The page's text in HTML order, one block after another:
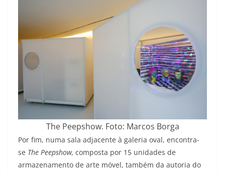
The Peepshow. Foto: Marcos Borga
Por fim, numa sala adjacente à galeria oval, encontra-
se The Peepshow, composta por 15 unidades de
armazenamento de arte móvel, também da autoria do